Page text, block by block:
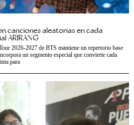
canciones aleatorias en cada
ARIRANG
2026-2027 de BTS mantiene un repertorio base
un segmento especial que convierte cada
para